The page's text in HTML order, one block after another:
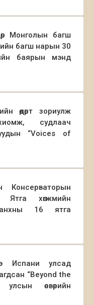
нэрт төгөлдөр
Монголын багш
багш нарын 30
баярын мэнд
өдөрт зориулж
судлаач
“Voices of
тоглолт
Консерваторын
хөгжмийн
16 ятга
Алтан гадас
ажилтан,
хөгжмийн
ерөнхий эрдмийн
багш Даваагийн
хүндэтгэл
Испани улсад
“Beyond the
өсвөрийн
Морин